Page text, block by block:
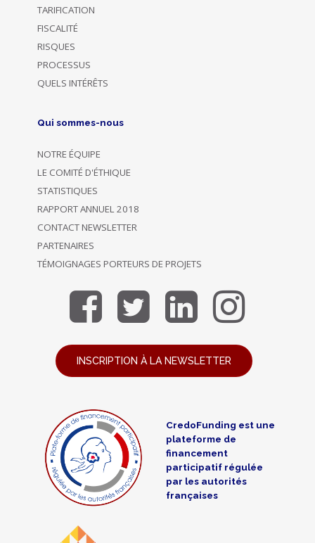
TARIFICATION
FISCALITÉ
RISQUES
PROCESSUS
QUELS INTÉRÊTS
Qui sommes-nous
NOTRE ÉQUIPE
LE COMITÉ D'ÉTHIQUE
STATISTIQUES
RAPPORT ANNUEL 2018
CONTACT NEWSLETTER
PARTENAIRES
TÉMOIGNAGES PORTEURS DE PROJETS
INSCRIPTION À LA NEWSLETTER
CredoFunding est une
plateforme de
financement
participatif régulée
par les autorités
françaises